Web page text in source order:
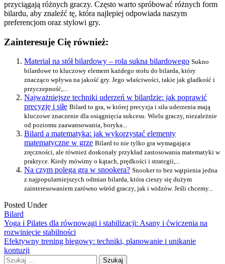
przyciągają różnych graczy. Często warto spróbować różnych form
bilardu, aby znaleźć tę, która najlepiej odpowiada naszym
preferencjom oraz stylowi gry.
Zainteresuje Cię również:
Materiał na stół bilardowy – rola sukna bilardowego Sukno
bilardowe to kluczowy element każdego stołu do bilarda, który
znacząco wpływa na jakość gry. Jego właściwości, takie jak gładkość i
przyczepność,...
Najważniejsze techniki uderzeń w bilardzie: jak poprawić
precyzję i siłę Bilard to gra, w której precyzja i siła uderzenia mają
kluczowe znaczenie dla osiągnięcia sukcesu. Wielu graczy, niezależnie
od poziomu zaawansowania, boryka...
Bilard a matematyka: jak wykorzystać elementy
matematyczne w grze Bilard to nie tylko gra wymagająca
zręczności, ale również doskonały przykład zastosowania matematyki w
praktyce. Kiedy mówimy o kątach, prędkości i strategii,...
Na czym polega gra w snookera? Snooker to bez wątpienia jedna
z najpopularniejszych odmian bilarda, która cieszy się dużym
zainteresowaniem zarówno wśród graczy, jak i widzów. Jeśli chcemy...
Posted Under
Bilard
Post
navigation
Yoga i Pilates dla równowagi i stabilizacji: Asany i ćwiczenia na
rozwinięcie stabilności
Efektywny trening biegowy: techniki, planowanie i unikanie
kontuzji
Szukaj: